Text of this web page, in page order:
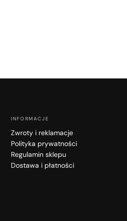
INFORMACJE
Zwroty i reklamacje
Polityka prywatności
Regulamin sklepu
Dostawa i płatności